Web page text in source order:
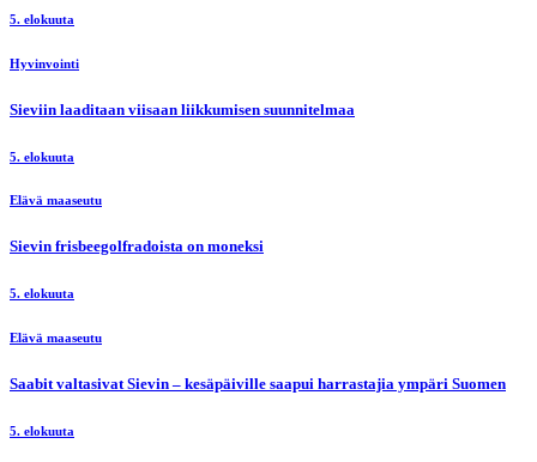
5. elokuuta
Hyvinvointi
Sieviin laaditaan viisaan liikkumisen suunnitelmaa
5. elokuuta
Elävä maaseutu
Sievin frisbeegolfradoista on moneksi
5. elokuuta
Elävä maaseutu
Saabit valtasivat Sievin – kesäpäiville saapui harrastajia ympäri Suomen
5. elokuuta